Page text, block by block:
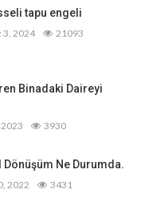
tapu engeli
3, 2024 21093
Binadaki Daireyi
3930
Ne Durumda.
2022 3431